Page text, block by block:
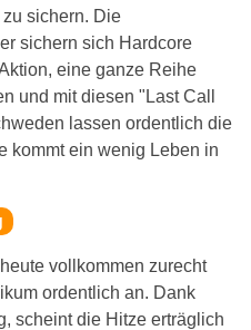
sichern. Die
sichern sich Hardcore
eine ganze Reihe
und mit diesen "Last Call
lassen ordentlich die
kommt ein wenig Leben in
vollkommen zurecht
ordentlich an. Dank
scheint die Hitze erträglich